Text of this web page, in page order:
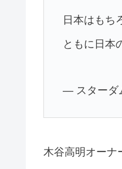
日本はもち
ともに日本
— スターダ
木谷高明オーナ